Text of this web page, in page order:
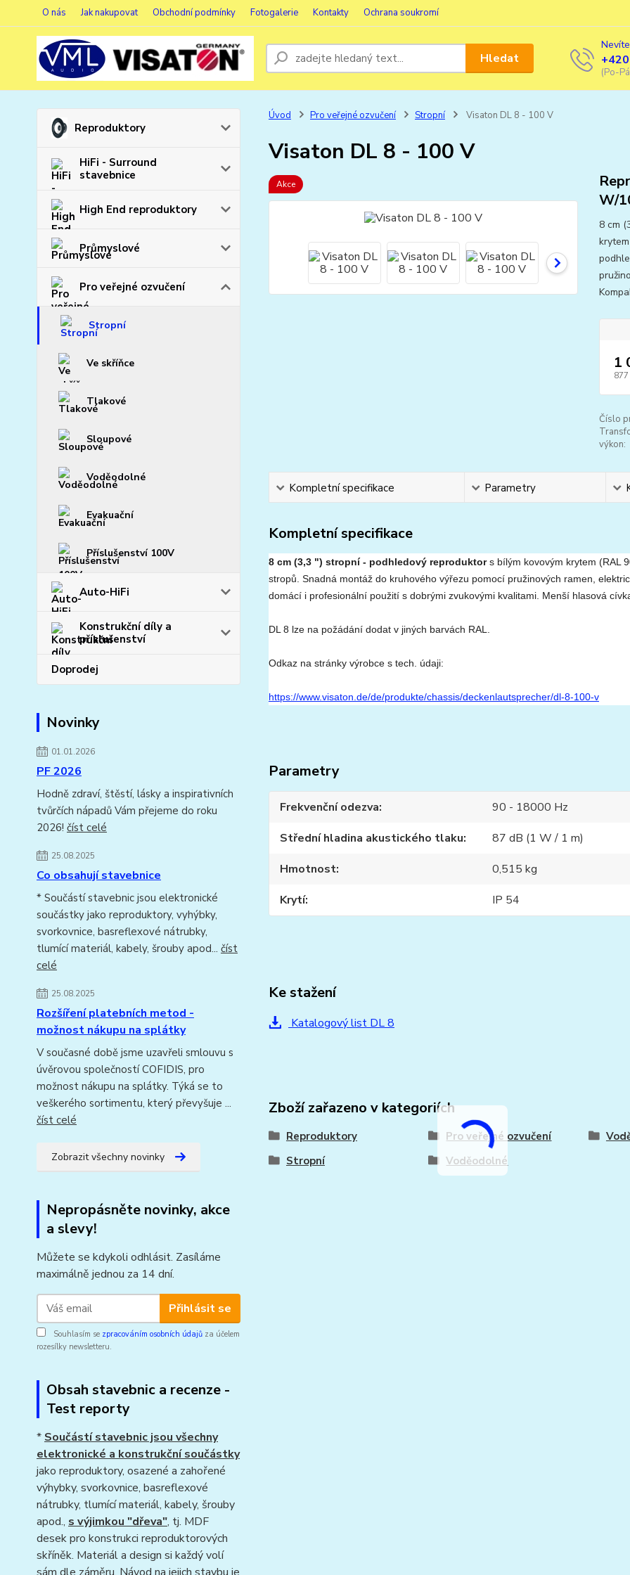
O nás Jak nakupovat Obchodní podmínky Fotogalerie Kontakty Ochrana soukromí
Hledat
(Po-
Reproduktory
HiFi - Surround
stavebnice
High End reproduktory
Průmyslové
Pro veřejné ozvučení
Stropní
Ve skříňce
Tlakové
Sloupové
Voděodolné
Evakuační
Příslušenství 100V
Auto-HiFi
Konstrukční díly a
příslušenství
Doprodej
Novinky
01.01.2026
PF 2026
Hodně zdraví, štěstí, lásky a inspirativních
tvůrčích nápadů Vám přejeme do roku
2026! číst celé
25.08.2025
Co obsahují stavebnice
* Součástí stavebnic jsou elektronické
součástky jako reproduktory, vyhýbky,
svorkovnice, basreflexové nátrubky,
tlumící materiál, kabely, šrouby apod... číst
celé
25.08.2025
Rozšíření platebních metod -
možnost nákupu na splátky
V současné době jsme uzavřeli smlouvu s
úvěrovou společností COFIDIS, pro
možnost nákupu na splátky. Týká se to
veškerého sortimentu, který převyšuje ...
číst celé
Zobrazit všechny novinky
Nepropásněte novinky, akce
a slevy!
Můžete se kdykoli odhlásit. Zasíláme
maximálně jednou za 14 dní.
Přihlásit se
Souhlasím se zpracováním osobních údajů za účelem
rozesílky newsletteru.
Obsah stavebnic a recenze -
Test reporty
* Součástí stavebnic jsou všechny
elektronické a konstrukční součástky
jako reproduktory, osazené a zahořené
výhybky, svorkovnice, basreflexové
nátrubky, tlumící materiál, kabely, šrouby
apod., s výjimkou "dřeva", tj. MDF
desek pro konstrukci reproduktorových
skříněk. Materiál a design si každý volí
Úvod Pro veřejné ozvučení Stropní Visaton DL 8 - 100 V
Visaton DL 8 - 100 V
Akce
W/
8 cm
1
877
Číslo
výkon:
Kompletní specifikace Parametry
Kompletní specifikace
8 cm (3,3 ") stropní - podhledový reproduktors bílým kovovým krytem (RAL
stropů. Snadná montáž do kruhového výřezu pomocí pružinových ramen,
domácí i profesionální použití s ​​dobrými zvukovými kvalitami. Menší hlasová
DL 8 lze na požádání dodat v jiných barvách RAL.
Odkaz na stránky výrobce s tech. údaji:
https://www.visaton.de/de/produkte/chassis/deckenlautsprecher/dl-8-100-v
Parametry
Frekvenční odezva
90 - 18000 Hz
Střední hladina akustického tlaku
87 dB (1 W / 1 m)
Hmotnost
0,515 kg
Krytí
IP 54
Ke stažení
Katalogový list DL 8
Zboží zařazeno v kategoriích
Reproduktory Pro veřejné ozvučení
Stropní
Voděodolné